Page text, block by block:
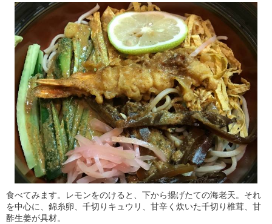
食べてみます。レモンをのけると、下から揚げたての海老天。それ
を中心に、錦糸卵、千切りキュウリ、甘辛く炊いた千切り椎茸、甘
酢生姜が具材。